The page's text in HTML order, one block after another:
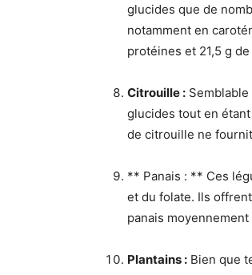
glucides que de
notamment en
protéines et 21,5 g
Citrouille :
glucides tout en
de citrouille ne
** Panais : ** Ces
et du folate. Ils
panais
Plantains : Bien que